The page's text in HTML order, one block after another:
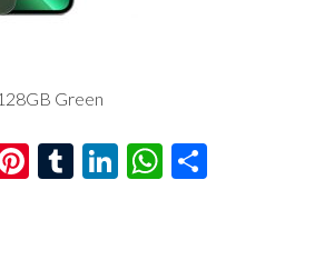
Green
Pinterest
Tumblr
LinkedIn